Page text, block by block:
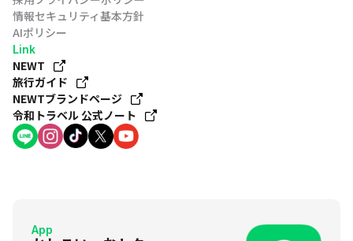
情報セキュリティ基本方針
AIポリシー
Link
NEWT
旅行ガイド
NEWTブランドページ
令和トラベル 公式ノート
App